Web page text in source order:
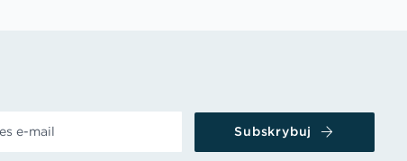
Subskrybuj